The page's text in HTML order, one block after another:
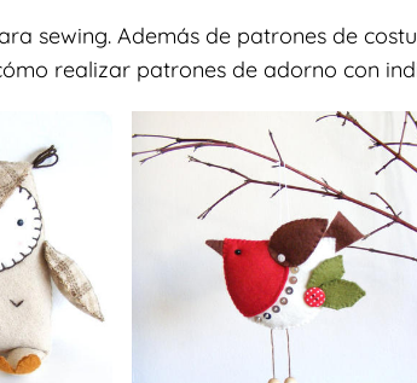
sewing. Además de patrones de
realizar patrones de adorno con